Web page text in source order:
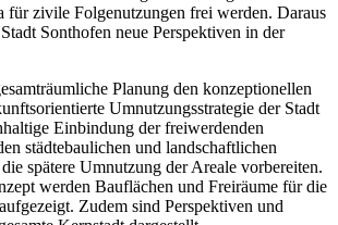
für zivile Folgenutzungen frei werden. Daraus
Sonthofen neue Perspektiven in der
Planung den konzeptionellen
Umnutzungsstrategie der Stadt
Einbindung der freiwerdenden
städtebaulichen und landschaftlichen
spätere Umnutzung der Areale vorbereiten.
werden Bauflächen und Freiräume für die
Zudem sind Perspektiven und